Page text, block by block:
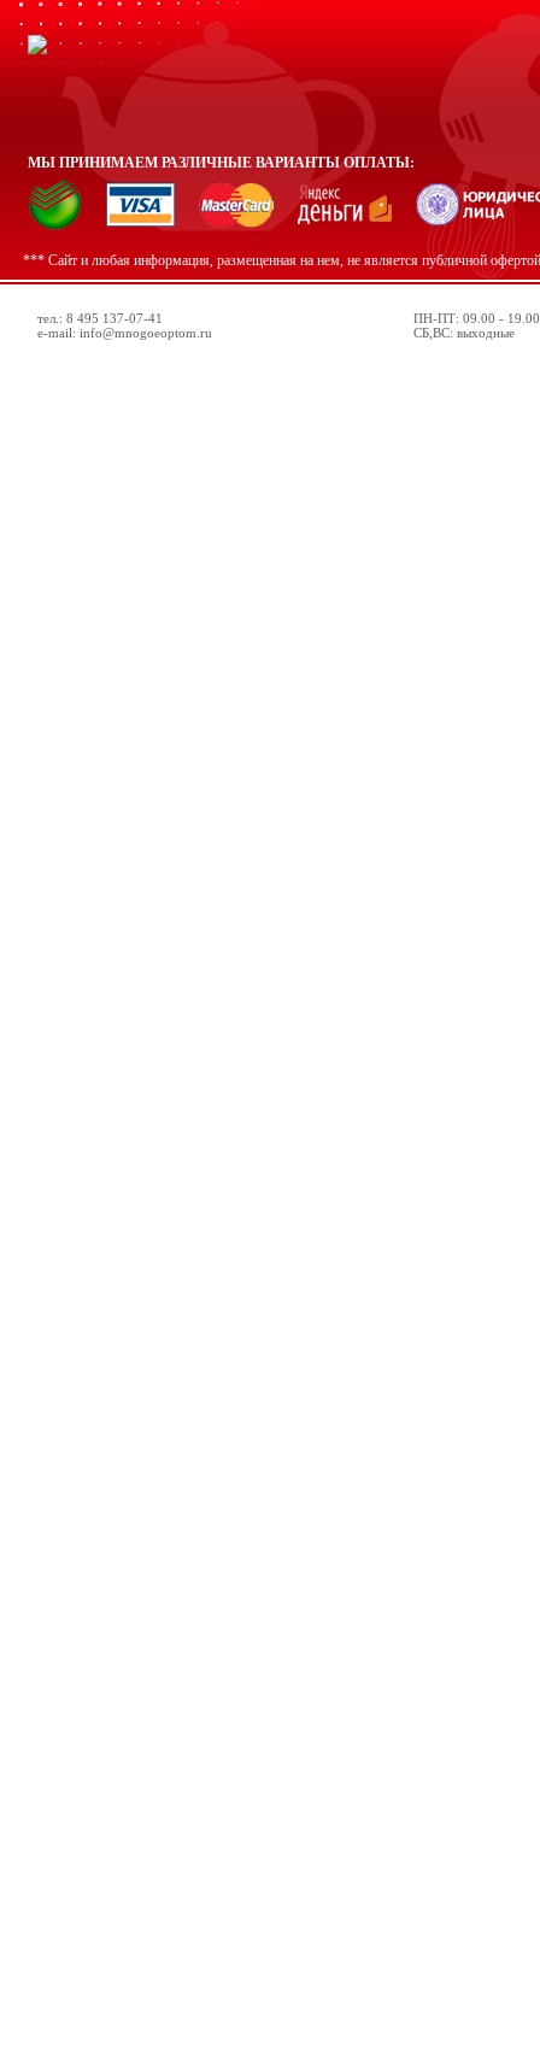
МЫ ПРИНИМАЕМ РАЗЛИЧНЫЕ ВАРИАНТЫ ОПЛАТЫ:
*** Сайт и любая информация, размещенная на нем, не является публичной офертой
тел.: 8 495 137-07-41
e-mail: info@mnogoeoptom.ru
ПН-ПТ: 09.00 - 19.00
СБ,ВС: выходные